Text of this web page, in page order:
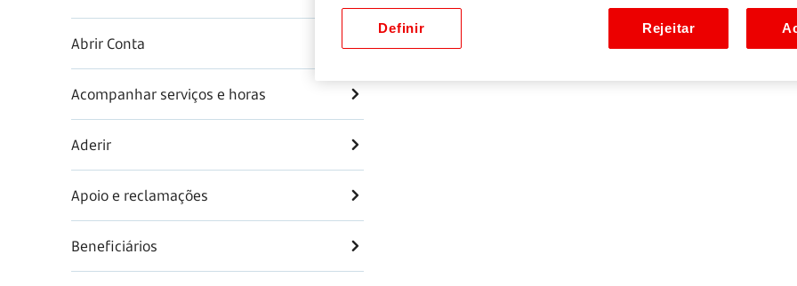
Abrir Conta
Acompanhar serviços e horas
Aderir
Apoio e reclamações
Beneficiários
Definir Rejeitar